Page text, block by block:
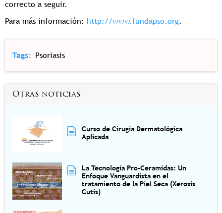
correcto a seguir.
Para más información: http://www.fundapso.org.
Tags Psoriasis
Otras noticias
Curso de Cirugía Dermatológica
Aplicada
La Tecnología Pro-Ceramidas: Un
Enfoque Vanguardista en el
tratamiento de la Piel Seca (Xerosis
Cutis)